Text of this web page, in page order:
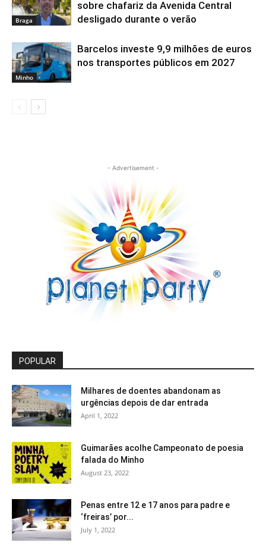
Braga
sobre chafariz da Avenida Central
desligado durante o verão
Minho
Barcelos investe 9,9 milhões de euros
nos transportes públicos em 2027
- Advertisement -
POPULAR
Milhares de doentes abandonam as
urgências depois de dar entrada
April 1, 2022
Guimarães acolhe Campeonato de poesia
falada do Minho
August 23, 2022
Penas entre 12 e 17 anos para padre e
‘freiras’ por...
July 1, 2022